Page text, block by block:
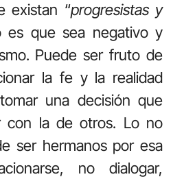
“progresistas y
que sea negativo y
Puede ser fruto de
la fe y la realidad
una decisión que
con la de otros. Lo no
ser hermanos por esa
no dialogar,